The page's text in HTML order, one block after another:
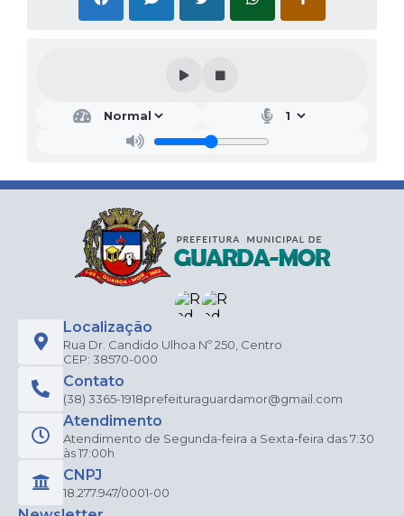
Localização
Rua Dr. Candido Ulhoa Nº 250, Centro
CEP: 38570-000
Contato
(38) 3365-1918prefeituraguardamor@gmail.com
Atendimento
Atendimento de Segunda-feira a Sexta-feira das 7:30
às 17:00h
CNPJ
18.277.947/0001-00